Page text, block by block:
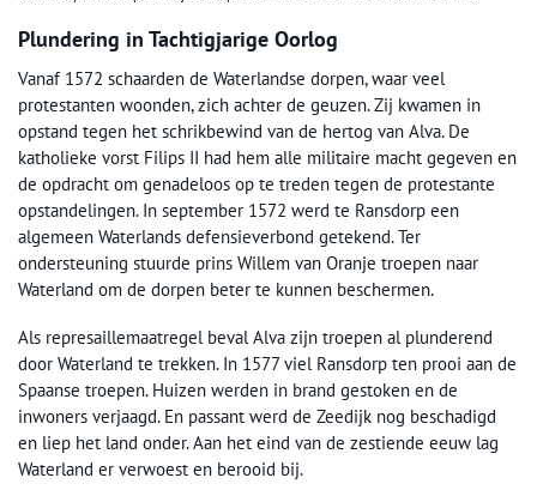
Plundering in Tachtigjarige Oorlog
Vanaf 1572 schaarden de Waterlandse dorpen, waar veel
protestanten woonden, zich achter de geuzen. Zij kwamen in
opstand tegen het schrikbewind van de hertog van Alva. De
katholieke vorst Filips II had hem alle militaire macht gegeven en
de opdracht om genadeloos op te treden tegen de protestante
opstandelingen. In september 1572 werd te Ransdorp een
algemeen Waterlands defensieverbond getekend. Ter
ondersteuning stuurde prins Willem van Oranje troepen naar
Waterland om de dorpen beter te kunnen beschermen.
Als represaillemaatregel beval Alva zijn troepen al plunderend
door Waterland te trekken. In 1577 viel Ransdorp ten prooi aan de
Spaanse troepen. Huizen werden in brand gestoken en de
inwoners verjaagd. En passant werd de Zeedijk nog beschadigd
en liep het land onder. Aan het eind van de zestiende eeuw lag
Waterland er verwoest en berooid bij.